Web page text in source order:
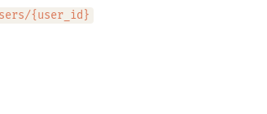
{user_id}